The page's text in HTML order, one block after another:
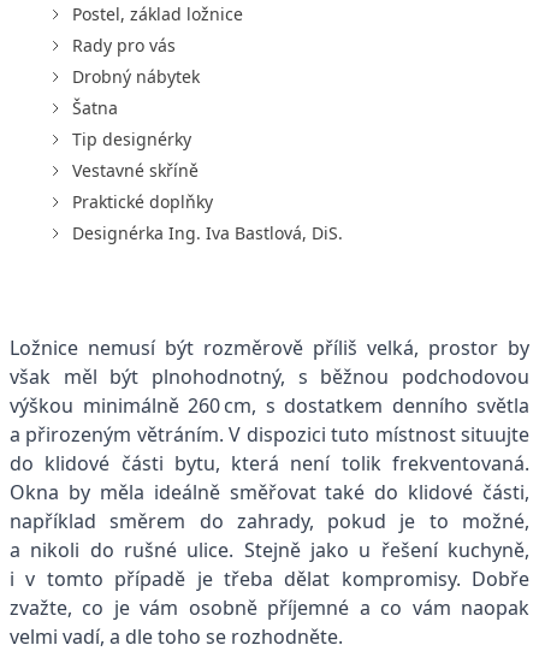
Postel, základ ložnice
Rady pro vás
Drobný nábytek
Šatna
Tip designérky
Vestavné skříně
Praktické doplňky
Designérka Ing. Iva Bastlová, DiS.
Ložnice nemusí být rozměrově příliš velká, prostor by
však měl být plnohodnotný, s běžnou podchodovou
výškou minimálně 260 cm, s dostatkem denního světla
a přirozeným větráním. V dispozici tuto místnost situujte
do klidové části bytu, která není tolik frekventovaná.
Okna by měla ideálně směřovat také do klidové části,
například směrem do zahrady, pokud je to možné,
a nikoli do rušné ulice. Stejně jako u řešení kuchyně,
i v tomto případě je třeba dělat kompromisy. Dobře
zvažte, co je vám osobně příjemné a co vám naopak
velmi vadí, a dle toho se rozhodněte.